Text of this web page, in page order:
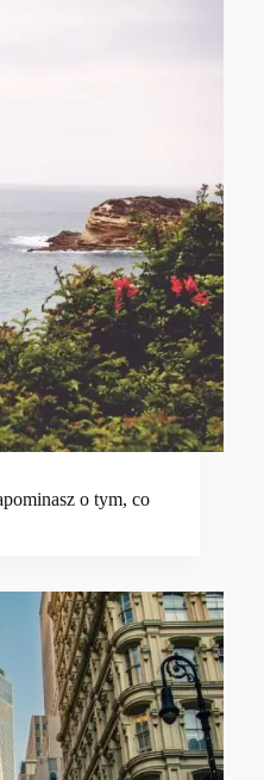
o tym, co